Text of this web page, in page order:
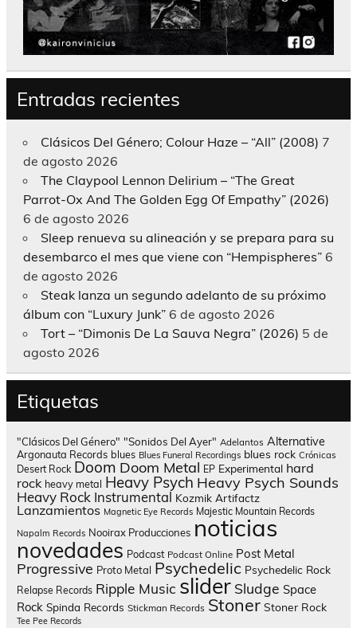
Entradas recientes
Clásicos Del Género; Colour Haze – “All” (2008) 7
de agosto 2026
The Claypool Lennon Delirium – “The Great
Parrot-Ox And The Golden Egg Of Empathy” (2026)
6 de agosto 2026
Sleep renueva su alineación y se prepara para su
desembarco el mes que viene con “Hempispheres” 6
de agosto 2026
Steak lanza un segundo adelanto de su próximo
álbum con “Luxury Junk” 6 de agosto 2026
Tort – “Dimonis De La Sauva Negra” (2026) 5 de
agosto 2026
Etiquetas
"Clásicos Del Género" "Sonidos Del Ayer" Adelantos Alternative
Argonauta Records blues Blues Funeral Recordings blues rock Crónicas
Desert Rock Doom Doom Metal EP Experimental hard
rock heavy metal Heavy Psych Heavy Psych Sounds
Heavy Rock Instrumental Kozmik Artifactz
Lanzamientos Magnetic Eye Records Majestic Mountain Records
Napalm Records Nooirax Producciones noticias
novedades Podcast Podcast Online Post Metal
Progressive Proto Metal Psychedelic Psychedelic Rock
Relapse Records Ripple Music slider Sludge Space
Rock Spinda Records Stickman Records Stoner Stoner Rock
Tee Pee Records